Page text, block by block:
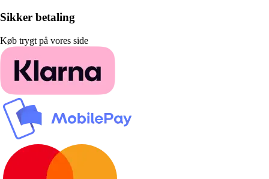
Sikker betaling
Køb trygt på vores side